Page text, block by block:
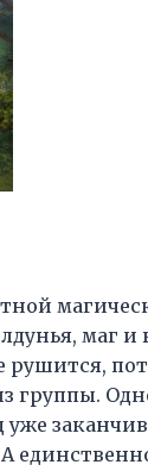
маг и
рушится,
группы.